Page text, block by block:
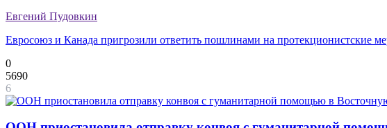
Евгений Пудовкин
Евросоюз и Канада пригрозили ответить пошлинами на протекционистские
0
5690
6